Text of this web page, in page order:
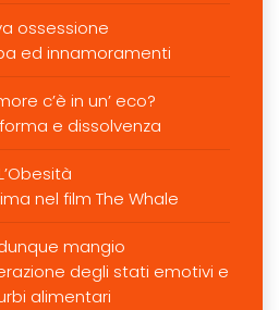
ossessione
ed innamoramenti
c’è in un’ eco?
e dissolvenza
nel film The Whale
mangio
degli stati emotivi e
alimentari